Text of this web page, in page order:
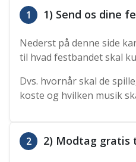
1 1) Send os dine
Nederst på denne side
til hvad festbandet skal
Dvs. hvornår skal de
koste og hvilken musik
2 2) Modtag gratis